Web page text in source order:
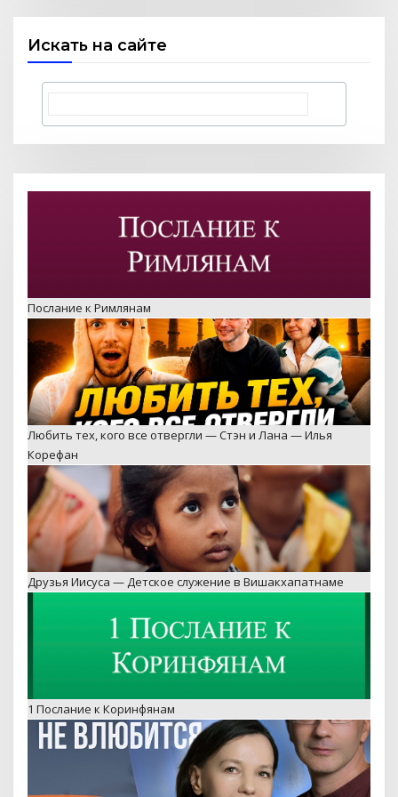
Искать на сайте
Любить тех, кого все отвергли — Стэн и Лана — Илья
Корефан
Друзья Иисуса — Детское служение в Вишакхапатнаме
1 Послание к Коринфянам
Пусть он в меня не влюбится — Невероятная история
Стэна и Ланы Путаловых — Пятайкины